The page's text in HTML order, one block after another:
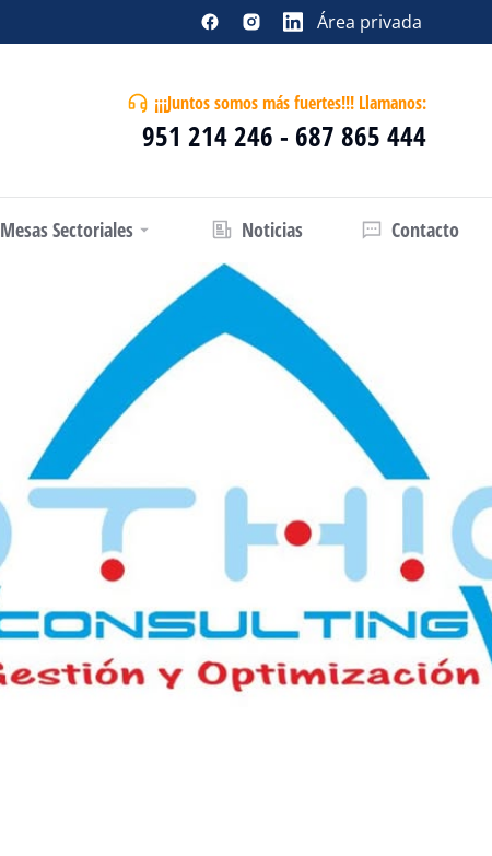
Área privada
¡¡¡Juntos somos más fuertes!!! Llamanos:
951 214 246 - 687 865 444
Mesas Sectoriales Noticias Contacto